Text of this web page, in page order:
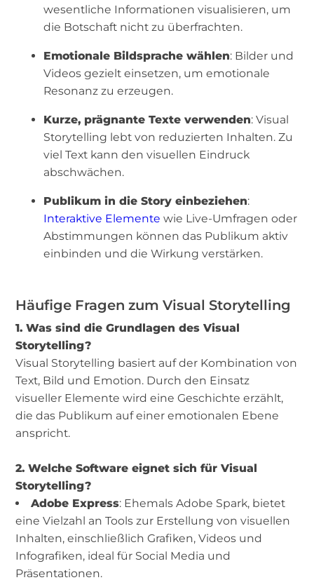
wesentliche Informationen visualisieren, um
die Botschaft nicht zu überfrachten.
Emotionale Bildsprache wählen: Bilder und
Videos gezielt einsetzen, um emotionale
Resonanz zu erzeugen.
Kurze, prägnante Texte verwenden: Visual
Storytelling lebt von reduzierten Inhalten. Zu
viel Text kann den visuellen Eindruck
abschwächen.
Publikum in die Story einbeziehen:
Interaktive Elemente wie Live-Umfragen oder
Abstimmungen können das Publikum aktiv
einbinden und die Wirkung verstärken.
Häufige Fragen zum Visual Storytelling
1. Was sind die Grundlagen des Visual
Storytelling?
Visual Storytelling basiert auf der Kombination von
Text, Bild und Emotion. Durch den Einsatz
visueller Elemente wird eine Geschichte erzählt,
die das Publikum auf einer emotionalen Ebene
anspricht.
2. Welche Software eignet sich für Visual
Storytelling?
Adobe Express: Ehemals Adobe Spark, bietet
eine Vielzahl an Tools zur Erstellung von visuellen
Inhalten, einschließlich Grafiken, Videos und
Infografiken, ideal für Social Media und
Präsentationen.